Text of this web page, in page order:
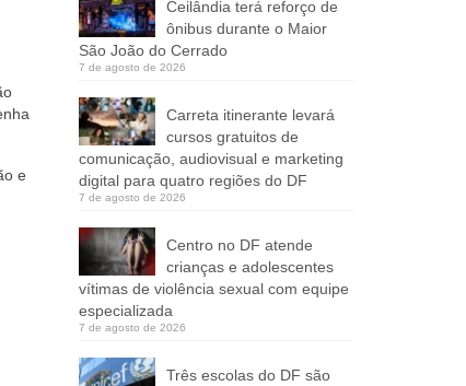
e
Ceilândia terá reforço de
ônibus durante o Maior
São João do Cerrado
7 de agosto de 2026
Carreta itinerante levará
cursos gratuitos de
comunicação, audiovisual e marketing
digital para quatro regiões do DF
7 de agosto de 2026
Centro no DF atende
crianças e adolescentes
vítimas de violência sexual com equipe
especializada
7 de agosto de 2026
Três escolas do DF são